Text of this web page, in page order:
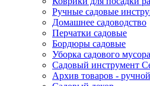
Ручные садовые
Домашнее садоводство
Перчатки садовые
Бордюры садовые
Уборка садового мусора
Садовый инструмент
Архив товаров -